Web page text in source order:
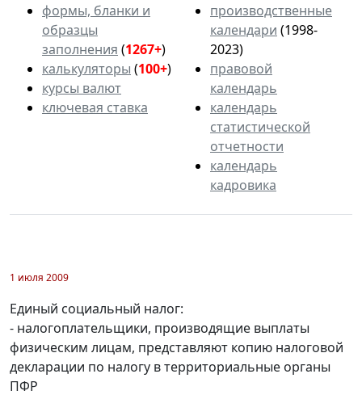
формы, бланки и
образцы
заполнения (1267+)
калькуляторы (100+)
курсы валют
ключевая ставка
производственные
календари (1998-
2023)
правовой
календарь
календарь
статистической
отчетности
календарь
кадровика
1 июля 2009
Единый социальный налог:
- налогоплательщики, производящие выплаты
физическим лицам, представляют копию налоговой
декларации по налогу в территориальные органы
ПФР